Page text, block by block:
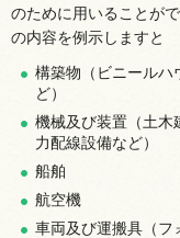
のために用いることが
の内容を例示しますと
構築物（ビニールハ
ど）
機械及び装置（土木
力配線設備など）
船舶
航空機
車両及び運搬具（フ